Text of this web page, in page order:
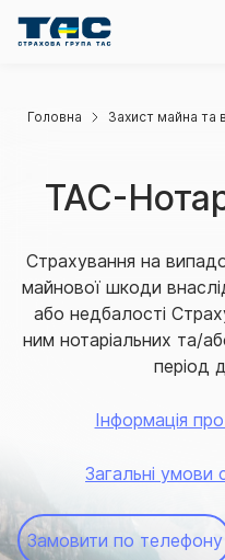
Головна Захист майна та
ТАС-
Страхування на
майнової шкоди
або недбалості
ним нотаріальних та/
період
Інформація
Загальні умови
Замовити по телефону